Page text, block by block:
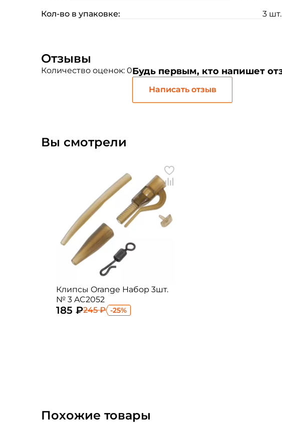
Кол-во в упаковке:
3 шт.
Отзывы
Количество оценок: 0Будь первым, кто напишет
Написать отзыв
Вы смотрели
Клипсы Orange Набор 3шт.
№ 3 AC2052
185 ₽245 ₽ -25%
Похожие товары